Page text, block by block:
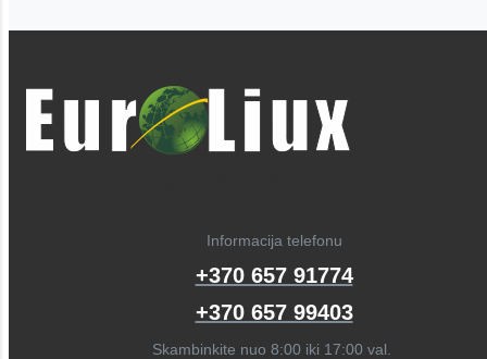
Informacija telefonu
+370 657 91774
+370 657 99403
Skambinkite nuo 8:00 iki 17:00 val.